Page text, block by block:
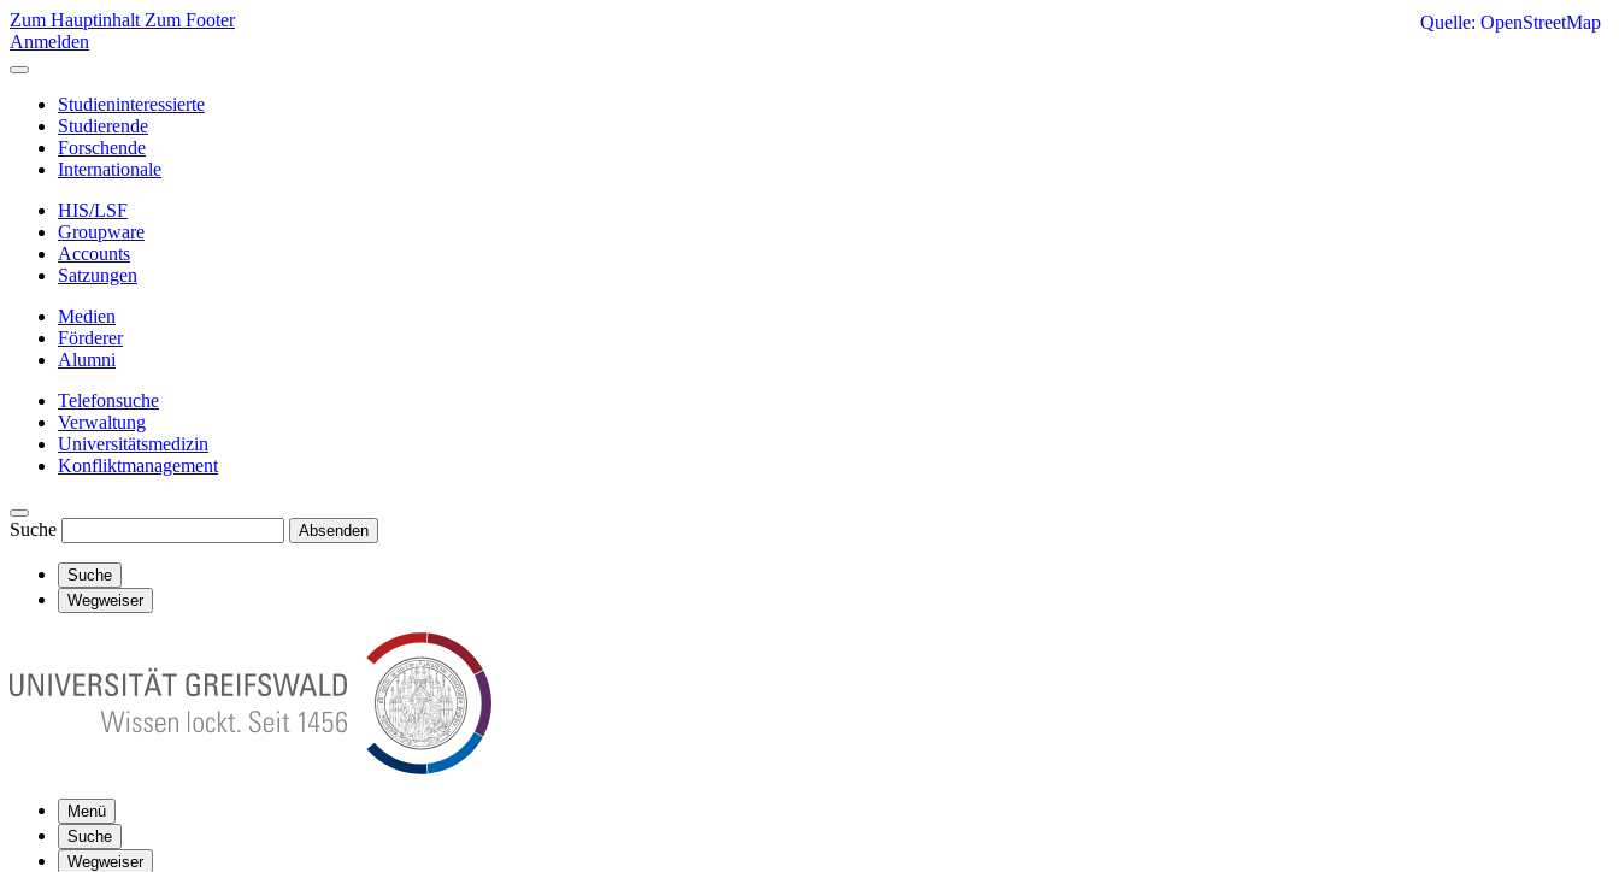
Zum Hauptinhalt Zum Footer
Anmelden
Studieninteressierte
Studierende
Forschende
Internationale
HIS/LSF
Groupware
Accounts
Satzungen
Medien
Förderer
Alumni
Telefonsuche
Verwaltung
Universitätsmedizin
Konfliktmanagement
Suche Absenden
Suche
Wegweiser
Menü
Suche
Wegweiser
Quelle: OpenStreetMap